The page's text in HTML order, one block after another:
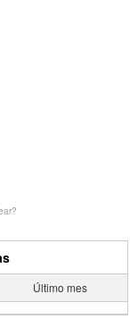
Último mes